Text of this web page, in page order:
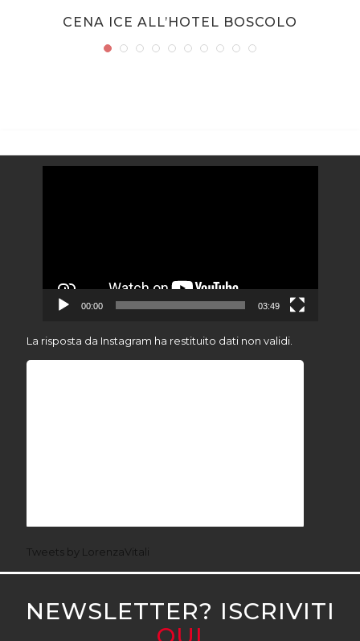
CENA ICE ALL’HOTEL BOSCOLO
00:00 03:49
La risposta da Instagram ha restituito dati non validi.
Tweets by LorenzaVitali
NEWSLETTER? ISCRIVITI